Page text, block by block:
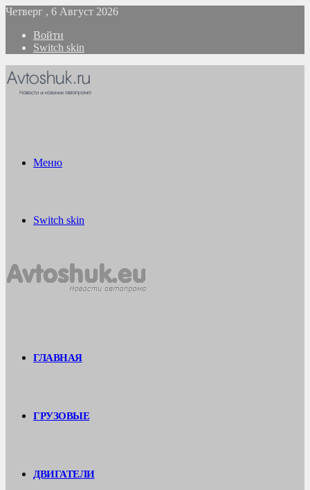
Четверг , 6 Август 2026
Войти
Switch skin
Меню
Switch skin
ГЛАВНАЯ
ГРУЗОВЫЕ
ДВИГАТЕЛИ